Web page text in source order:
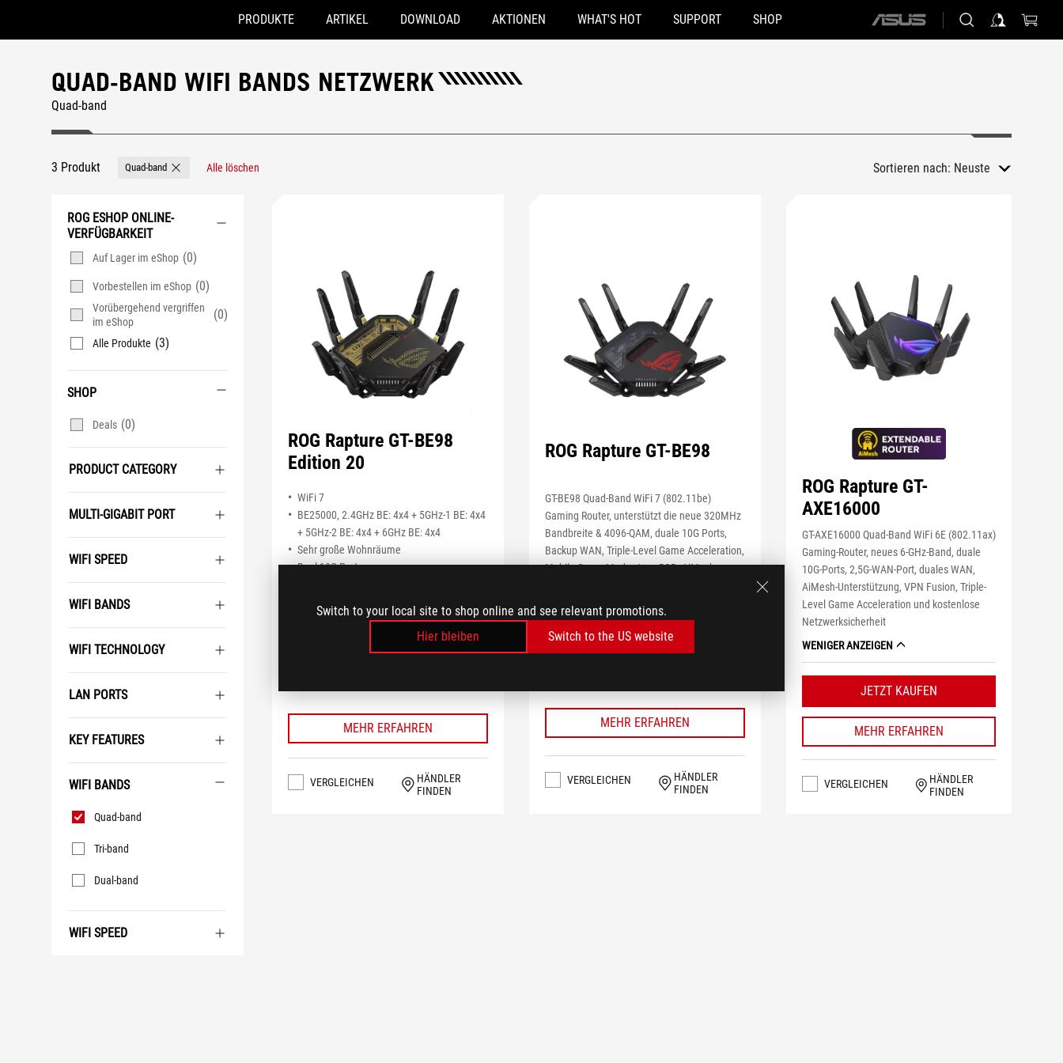
Switch to your local site to shop online and see relevant promotions.
Hier bleiben
Switch to the US website
Accessibility links
PRODUKTE ARTIKEL DOWNLOAD AKTIONEN WHAT'S HOT SUPPORT SHOP
ASUS
QUAD-BAND WIFI BANDS NETZWERK
Quad-band
3 Produkt Quad-band Remove Quad-band
Alle löschen Sortieren nach: Neuste
ROG ESHOP ONLINE-
VERFÜGBARKEIT
Auf Lager im eShop (0)
Vorbestellen im eShop (0)
Vorübergehend vergriffen
im eShop
(0)
Alle Produkte (3)
SHOP
Deals (0)
PRODUCT CATEGORY
MULTI-GIGABIT PORT
WIFI SPEED
WIFI BANDS
WIFI TECHNOLOGY
LAN PORTS
KEY FEATURES
WIFI BANDS
WiFi
BandsQuad-band
Tri-band
Dual-band
WIFI SPEED
ROG Rapture GT-BE98
Edition 20
WiFi 7
BE25000, 2.4GHz BE: 4x4 + 5GHz-1 BE: 4x4
+ 5GHz-2 BE: 4x4 + 6GHz BE: 4x4
Sehr große Wohnräume
Dual 10G Ports
Spielbeschleunigung
ASUS Features: AiMesh, AiProtection,
Guest Network Pro
MEHR ERFAHREN
VERGLEICHEN
HÄNDLER
FINDEN
ROG Rapture GT-BE98
GT-BE98 Quad-Band WiFi 7 (802.11be)
Gaming Router, unterstützt die neue 320MHz
Bandbreite & 4096-QAM, duale 10G Ports,
Backup WAN, Triple-Level Game Acceleration,
Mobile Game Mode, Aura RGB, AiMesh
Funktionen
MEHR ERFAHREN
VERGLEICHEN
HÄNDLER
FINDEN
ROG Rapture GT-
AXE16000
GT-AXE16000 Quad-Band WiFi 6E (802.11ax)
Gaming-Router, neues 6-GHz-Band, duale
10G-Ports, 2,5G-WAN-Port, duales WAN,
AiMesh-Unterstützung, VPN Fusion, Triple-
Level Game Acceleration und kostenlose
Netzwerksicherheit
WENIGER ANZEIGEN
JETZT KAUFEN
MEHR ERFAHREN
VERGLEICHEN
HÄNDLER
FINDEN